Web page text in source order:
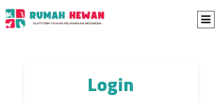
Login